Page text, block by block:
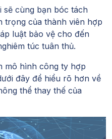
sẽ cùng bạn bóc tách
trọng của thành viên hợp
luật bảo vệ cho đến
túc tuân thủ.
mô hình công ty hợp
đây để hiểu rõ hơn về
thể thay thế của